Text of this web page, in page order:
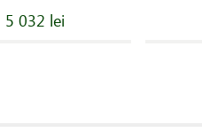
5 032 lei